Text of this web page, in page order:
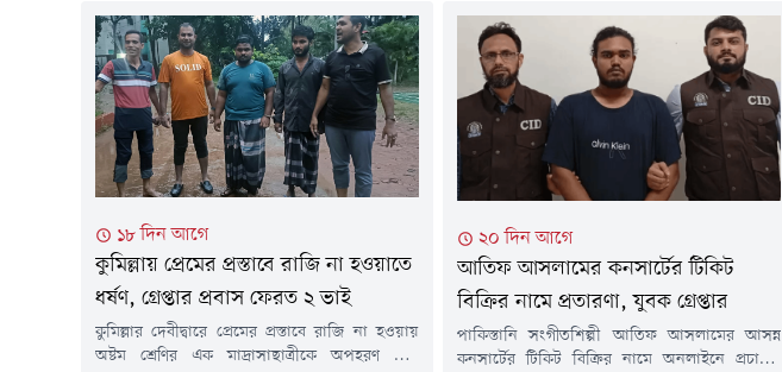
হয়।পুলিশ জানায়, হাটহাজারী মডেল থানার
পরিদর্শক (তদন্ত) মোস্তাকের নেতৃত্বে একটি বিশেষ দল
গোপন তথ্যের ভিত্তিতে অভিযান চালিয়ে...
মামলায় আবার গ্রেপ্তার করেছে পুলিশ।রবিবার (২
আগস্ট) বিষয়টি নিশ্চিত করেছেন সিএমপির উপ-
পুলিশ কমিশনার (প্রসিকিউশন) মুহাম্মদ হাসান
ইকবাল চৌধুরী।তিনি বলেন, টেম্পু একজন দুর্ধর্ষ
সন্ত্রাসী। অতীতে ১৩ বার গ্রেপ্তার হলেও প্রতিবারই
জামিনে...
১৮ দিন আগে
কুমিল্লায় প্রেমের প্রস্তাবে রাজি না হওয়াতে
ধর্ষণ, গ্রেপ্তার প্রবাস ফেরত ২ ভাই
কুমিল্লার দেবীদ্বারে প্রেমের প্রস্তাবে রাজি না হওয়ায়
অষ্টম শ্রেণির এক মাদ্রাসাছাত্রীকে অপহরণ করে
২০ দিন আগে
আতিফ আসলামের কনসার্টের টিকিট
বিক্রির নামে প্রতারণা, যুবক গ্রেপ্তার
পাকিস্তানি সংগীতশিল্পী আতিফ আসলামের আসন্ন
কনসার্টের টিকিট বিক্রির নামে অনলাইনে প্রচারণা